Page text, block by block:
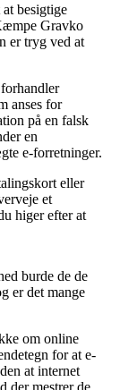
besigtige
Gravko
er tryg ved at
anses for
på en falsk
en
e-forretninger.
eller
et
higer efter at
burde de de
er det mange
om online
for at e-
at internet
der mestrer de